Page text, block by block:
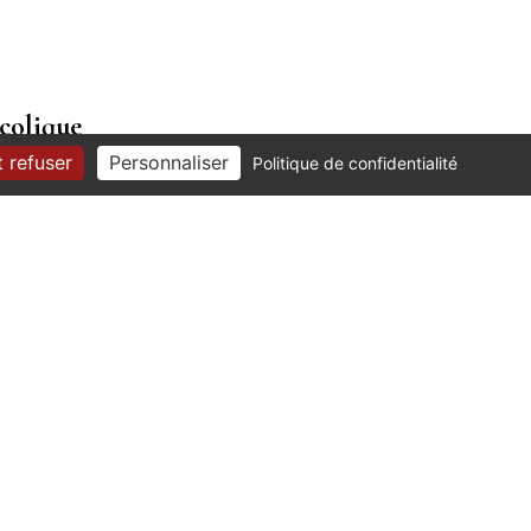
septique
refuser Personnaliser Politique de confidentialité